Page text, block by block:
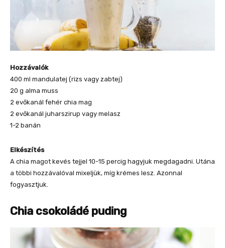
Hozzávalók
400 ml mandulatej (rizs vagy zabtej)
20 g alma muss
2 evőkanál fehér chia mag
2 evőkanál juharszirup vagy melasz
1-2 banán
Elkészítés
A chia magot kevés tejjel 10-15 percig hagyjuk megdagadni. Utána
a többi hozzávalóval mixeljük, míg krémes lesz. Azonnal
fogyasztjuk.
Chia csokoládé puding